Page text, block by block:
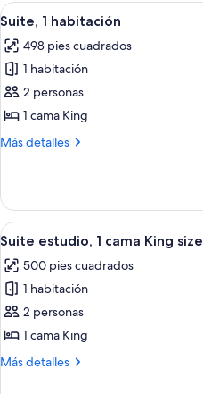
camas
Abrir
todas
las
fotos
de
Suite,
1
6
Suite, 1 habitación
498 pies cuadrados
1 habitación
2 personas
1 cama King
Más detalles
Más
1
habitación
Abrir
todas
las
fotos
de
Suite
estudio,
6
Suite estudio, 1 cama King size
500 pies cuadrados
1 habitación
2 personas
1 cama King
Más detalles
Más